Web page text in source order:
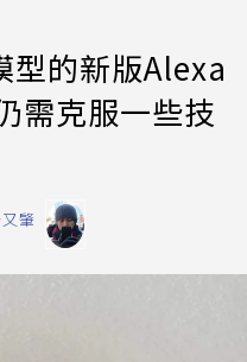
型的新版Alexa
需克服一些技
肇